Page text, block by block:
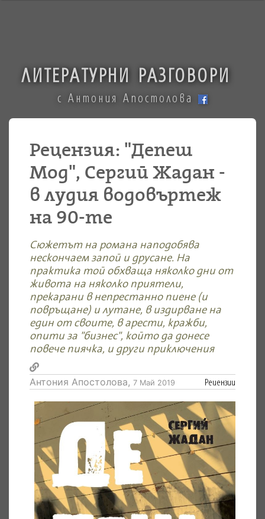
ЛИТЕРАТУРНИ РАЗГОВОРИ
с Антония Апостолова
Рецензия: "Депеш
Мод", Сергий Жадан -
в лудия водовъртеж
на 90-те
Сюжетът на романа наподобява
нескончаем запой и друсане. На
практика той обхваща няколко дни от
живота на няколко приятели,
прекарани в непрестанно пиене (и
повръщане) и лутане, в издирване на
един от своите, в арести, кражби,
опити за "бизнес", който да донесе
повече пиячка, и други приключения
Антония Апостолова, 7 Май 2019 Рецензии